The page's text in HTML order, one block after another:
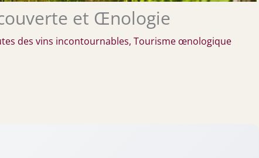
et Œnologie
des vins incontournables, Tourisme œnologique